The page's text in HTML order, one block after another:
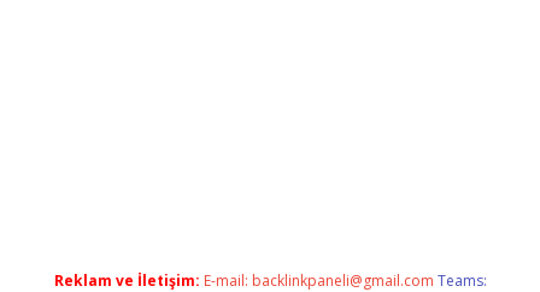
Reklam ve İletişim: E-mail: backlinkpaneli@gmail.com Teams: